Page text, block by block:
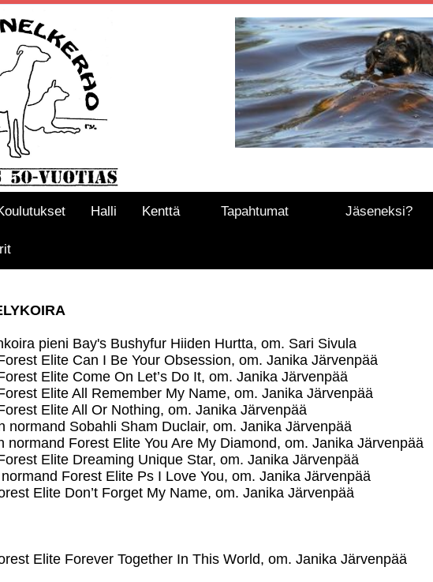
Halli Kenttä Tapahtumat Jäseneksi?
pieni Bay's Bushyfur Hiiden Hurtta, om. Sari Sivula
Elite Can I Be Your Obsession, om. Janika Järvenpää
Elite Come On Let’s Do It, om. Janika Järvenpää
Elite All Remember My Name, om. Janika Järvenpää
Elite All Or Nothing, om. Janika Järvenpää
normand Sobahli Sham Duclair, om. Janika Järvenpää
normand Forest Elite You Are My Diamond, om. Janika Järvenpää
Elite Dreaming Unique Star, om. Janika Järvenpää
Forest Elite Ps I Love You, om. Janika Järvenpää
Elite Don’t Forget My Name, om. Janika Järvenpää
Elite Forever Together In This World, om. Janika Järvenpää